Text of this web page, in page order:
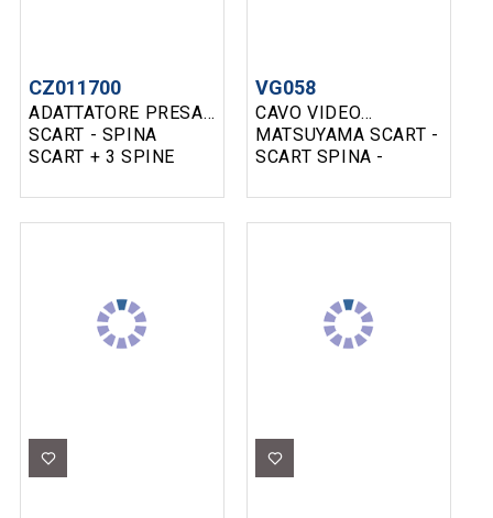
ADATTATORE PRESA
SCART - SPINA
SCART + 3 SPINE
CZ011700
CAVO VIDEO
MATSUYAMA SCART -
SCART SPINA -
1.5MT
VG058